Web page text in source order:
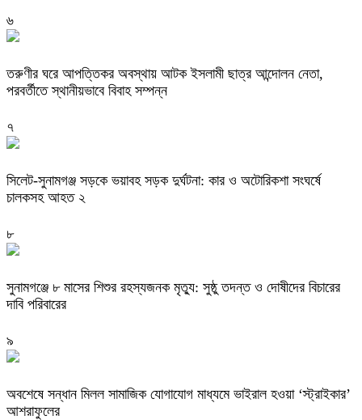
৬
তরুণীর ঘরে আপত্তিকর অবস্থায় আটক ইসলামী ছাত্র আন্দোলন নেতা,
পরবর্তীতে স্থানীয়ভাবে বিবাহ সম্পন্ন
৭
সিলেট-সুনামগঞ্জ সড়কে ভয়াবহ সড়ক দুর্ঘটনা: কার ও অটোরিকশা সংঘর্ষে
চালকসহ আহত ২
৮
সুনামগঞ্জে ৮ মাসের শিশুর রহস্যজনক মৃত্যু: সুষ্ঠু তদন্ত ও দোষীদের বিচারের
দাবি পরিবারের
৯
অবশেষে সন্ধান মিলল সামাজিক যোগাযোগ মাধ্যমে ভাইরাল হওয়া ‘স্ট্রাইকার’
আশরাফুলের